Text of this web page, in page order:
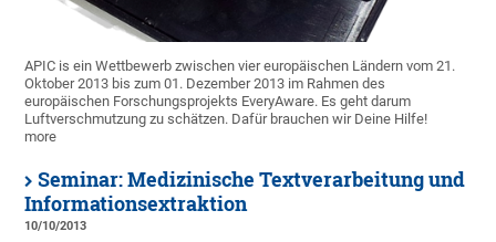
APIC is ein Wettbewerb zwischen vier europäischen Ländern vom 21.
Oktober 2013 bis zum 01. Dezember 2013 im Rahmen des
europäischen Forschungsprojekts EveryAware. Es geht darum
Luftverschmutzung zu schätzen. Dafür brauchen wir Deine Hilfe!
more
Seminar: Medizinische Textverarbeitung und
Informationsextraktion
10/10/2013